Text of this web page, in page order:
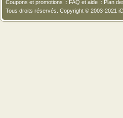
Coupons et promotions :: FAQ et aide :: Plan
Tous droits réservés. Copyright © 2003-2021